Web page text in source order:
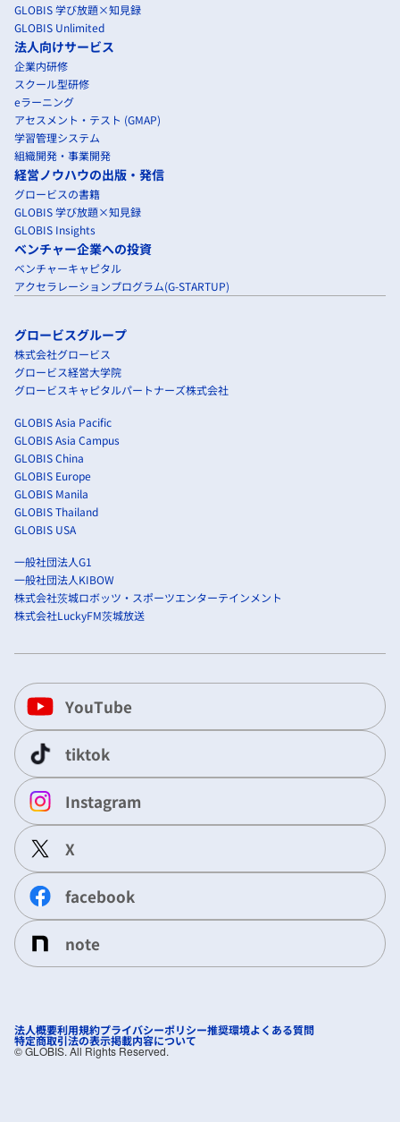
GLOBIS 学び放題×知見録
GLOBIS Unlimited
法人向けサービス
企業内研修
スクール型研修
eラーニング
アセスメント・テスト (GMAP)
学習管理システム
組織開発・事業開発
経営ノウハウの出版・発信
グロービスの書籍
GLOBIS 学び放題×知見録
GLOBIS Insights
ベンチャー企業への投資
ベンチャーキャピタル
アクセラレーションプログラム(G-STARTUP)
グロービスグループ
株式会社グロービス
グロービス経営大学院
グロービスキャピタルパートナーズ株式会社
GLOBIS Asia Pacific
GLOBIS Asia Campus
GLOBIS China
GLOBIS Europe
GLOBIS Manila
GLOBIS Thailand
GLOBIS USA
一般社団法人G1
一般社団法人KIBOW
株式会社茨城ロボッツ・スポーツエンターテインメント
株式会社LuckyFM茨城放送
YouTube
tiktok
Instagram
X
facebook
note
法人概要利用規約プライバシーポリシー推奨環境よくある質問
特定商取引法の表示掲載内容について
©︎ GLOBIS. All Rights Reserved.